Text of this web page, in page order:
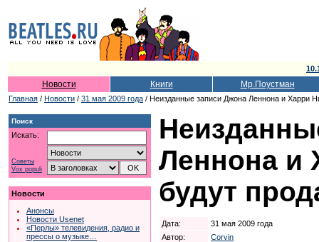
Новости Книги Мр.Поустман
Главная / Новости / 31 мая 2009 года / Неизданные записи Джона Леннона и Харри
Поиск
Искать:
Советы
Vox populi
Новости
Анонсы
Новости Usenet
«Перлы» телевидения, радио и
прессы о музыке…
Леннона и
будут
Дата:
31 мая 2009 года
Автор:
Corvin